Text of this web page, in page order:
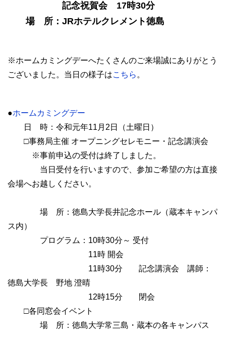
記念祝賀会 17時30分
場 所：JRホテルクレメント徳島
※ホームカミングデーへたくさんのご来場誠にありがとう
ございました。当日の様子はこちら 。
●ホームカミングデー
日 時：令和元年11月2日（土曜日）
□事務局主催 オープニングセレモニー・記念講演会
※事前申込の受付は終了しました。
当日受付を行いますので、参加ご希望の方は直接
会場へお越しください。
場 所：徳島大学長井記念ホール（蔵本キャンパ
ス内）
プログラム：10時30分～ 受付
11時 開会
11時30分 記念講演会 講師：
徳島大学長 野地 澄晴
12時15分 閉会
□各同窓会イベント
場 所：徳島大学常三島・蔵本の各キャンパス